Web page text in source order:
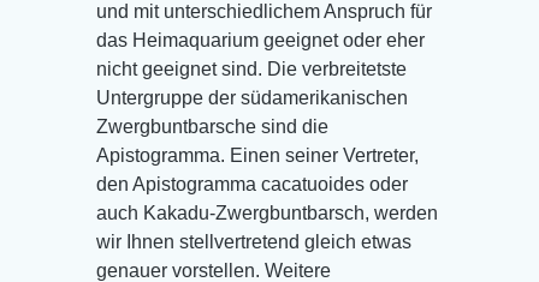
und mit unterschiedlichem Anspruch für
das Heimaquarium geeignet oder eher
nicht geeignet sind. Die verbreitetste
Untergruppe der südamerikanischen
Zwergbuntbarsche sind die
Apistogramma. Einen seiner Vertreter,
den Apistogramma cacatuoides oder
auch Kakadu-Zwergbuntbarsch, werden
wir Ihnen stellvertretend gleich etwas
genauer vorstellen. Weitere